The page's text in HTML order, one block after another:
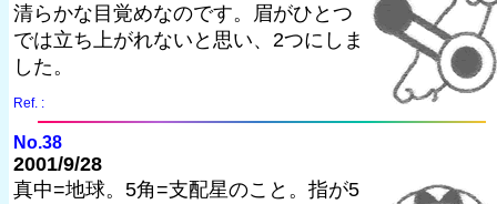
清らかな目覚めなのです。眉がひとつ
では立ち上がれないと思い、2つにしま
した。
Ref. :
No.38
2001/9/28
真中=地球。5角=支配星のこと。指が5